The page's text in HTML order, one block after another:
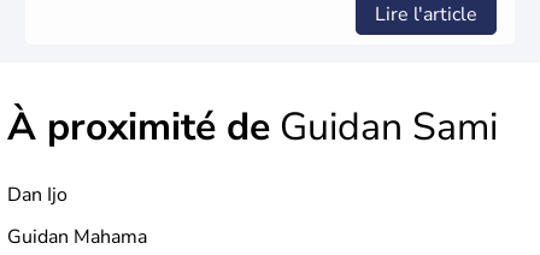
Lire l'article
À proximité de Guidan Sami
Dan Ijo
Guidan Mahama